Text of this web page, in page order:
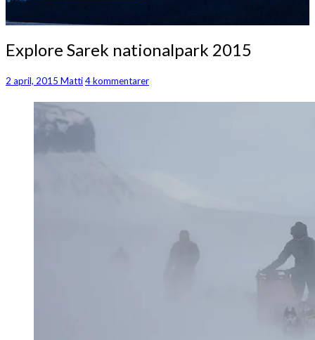
Explore
Sarek
2015
Explore Sarek nationalpark 2015
2 april, 2015 MattiKommentarer
4 kommentarer